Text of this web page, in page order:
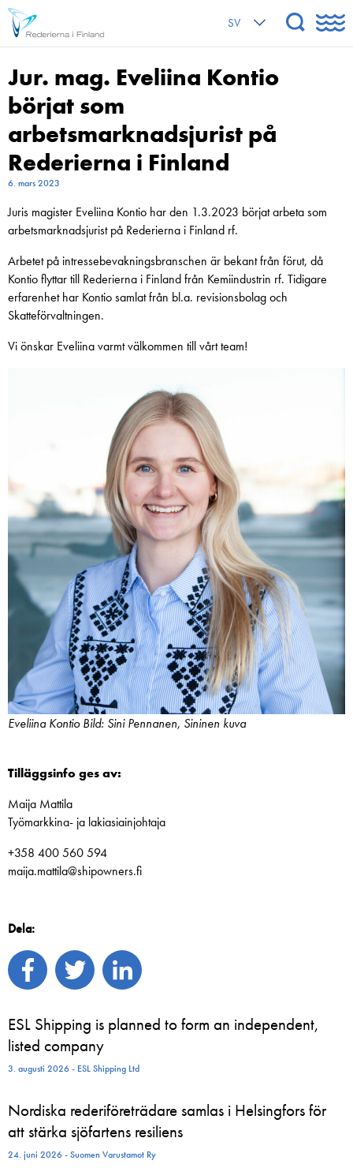
SV
Jur. mag. Eveliina Kontio
börjat som
arbetsmarknadsjurist på
Rederierna i Finland
6. mars 2023
Juris magister Eveliina Kontio har den 1.3.2023 börjat arbeta som
arbetsmarknadsjurist på Rederierna i Finland rf.
Arbetet på intressebevakningsbranschen är bekant från förut, då
Kontio flyttar till Rederierna i Finland från Kemiindustrin rf. Tidigare
erfarenhet har Kontio samlat från bl.a. revisionsbolag och
Skatteförvaltningen.
Vi önskar Eveliina varmt välkommen till vårt team!
Eveliina Kontio Bild: Sini Pennanen, Sininen kuva
Tilläggsinfo ges av:
Maija Mattila
Työmarkkina- ja lakiasiainjohtaja
+358 400 560 594
maija.mattila@shipowners.fi
Dela:
ESL Shipping is planned to form an independent,
listed company
3. augusti 2026 - ESL Shipping Ltd
Nordiska rederiföreträdare samlas i Helsingfors för
att stärka sjöfartens resiliens
24. juni 2026 - Suomen Varustamot Ry